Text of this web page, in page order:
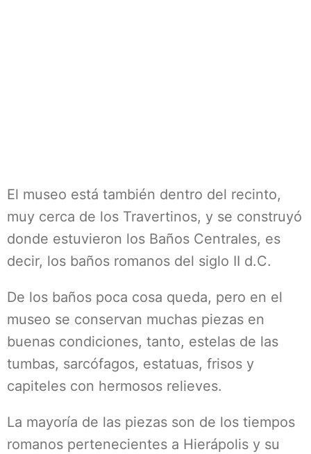
El museo está también dentro del recinto,
muy cerca de los Travertinos, y se construyó
donde estuvieron los Baños Centrales, es
decir, los baños romanos del siglo II d.C.
De los baños poca cosa queda, pero en el
museo se conservan muchas piezas en
buenas condiciones, tanto, estelas de las
tumbas, sarcófagos, estatuas, frisos y
capiteles con hermosos relieves.
La mayoría de las piezas son de los tiempos
romanos pertenecientes a Hierápolis y su